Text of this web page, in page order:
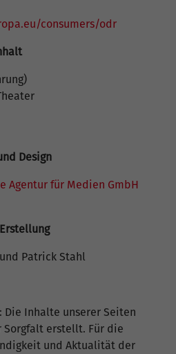
consumers/odr
Design
Agentur für Medien GmbH
Patrick Stahl
: Die Inhalte unserer Seiten
erstellt. Für die
und Aktualität der